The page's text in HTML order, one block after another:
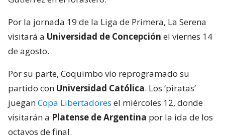
Por la jornada 19 de la Liga de Primera, La Serena
visitará a Universidad de Concepción el viernes 14
de agosto.
Por su parte, Coquimbo vio reprogramado su
partido con Universidad Católica. Los ‘piratas’
jueganCopa Libertadores el miércoles 12, donde
visitarán a Platense de Argentina por la ida de los
octavos de final.